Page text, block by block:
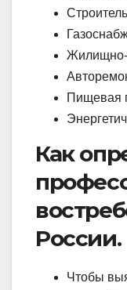
Жилищно-
Пищевая
Как
России.
Чтобы